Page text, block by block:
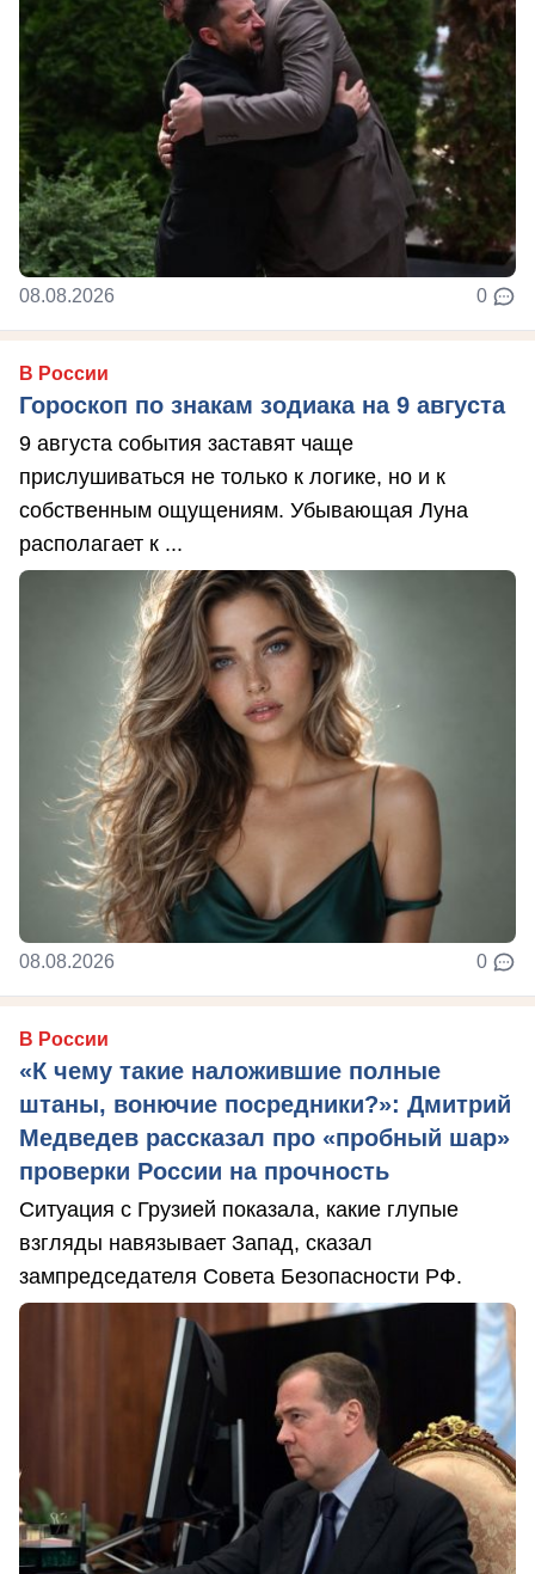
08.08.2026 0
В России
Гороскоп по знакам зодиака на 9 августа
9 августа события заставят чаще
прислушиваться не только к логике, но и к
собственным ощущениям. Убывающая Луна
располагает к ...
08.08.2026 0
В России
«К чему такие наложившие полные
штаны, вонючие посредники?»: Дмитрий
Медведев рассказал про «пробный шар»
проверки России на прочность
Ситуация с Грузией показала, какие глупые
взгляды навязывает Запад, сказал
зампредседателя Совета Безопасности РФ.